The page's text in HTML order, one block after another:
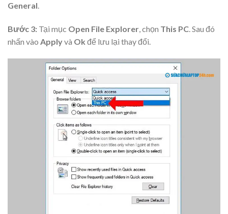
General.
Bước 3: Tại mục Open File Explorer, chọn This PC. Sau đó
nhấn vào Applyvà Ok để lưu lại thay đổi.